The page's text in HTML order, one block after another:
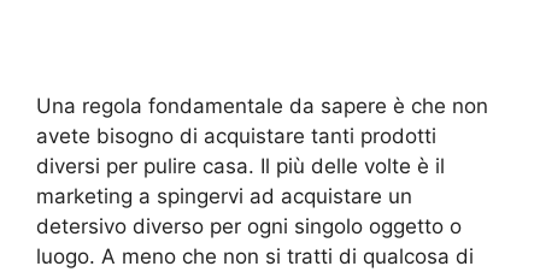
Una regola fondamentale da sapere è che non
avete bisogno di acquistare tanti prodotti
diversi per pulire casa. Il più delle volte è il
marketing a spingervi ad acquistare un
detersivo diverso per ogni singolo oggetto o
luogo. A meno che non si tratti di qualcosa di